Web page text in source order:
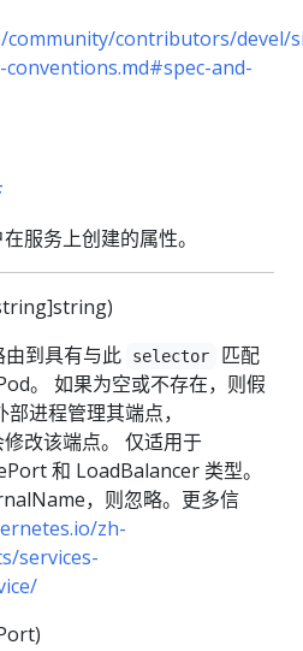
community/contributors/devel/
and-
服务上创建的属性。
到具有与此
selector
匹配
。 如果为空或不存在，则假
进程管理其端点，
改该端点。 仅适用于
和 LoadBalancer 类型。
，则忽略。更多信
zh-
services-